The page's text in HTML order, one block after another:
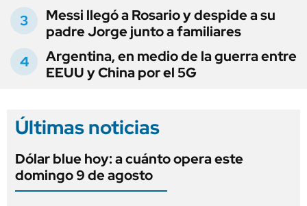
Messi llegó a Rosario y despide a su
padre Jorge junto a familiares
Argentina, en medio de la guerra entre
EEUU y China por el 5G
Últimas noticias
Dólar blue hoy: a cuánto opera este
domingo 9 de agosto